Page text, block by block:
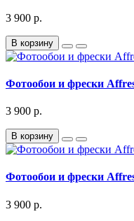
3 900 р.
В корзину
Фотообои и фрески
3 900 р.
В корзину
Фотообои и фрески
3 900 р.